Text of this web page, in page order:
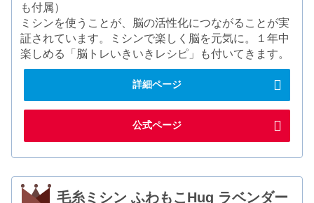
も付属）
ミシンを使うことが、脳の活性化につながることが実
証されています。ミシンで楽しく脳を元気に。１年中
楽しめる「脳トレいきいきレシピ」も付いてきます。
詳細ページ
公式ページ
毛糸ミシン ふわもこHug ラベンダー